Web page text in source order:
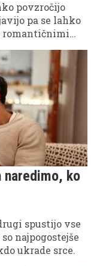
povzročijo
pa se lahko
romantičnimi
in
naredimo, ko
spustijo vse
najpogostejše
ukrade srce.